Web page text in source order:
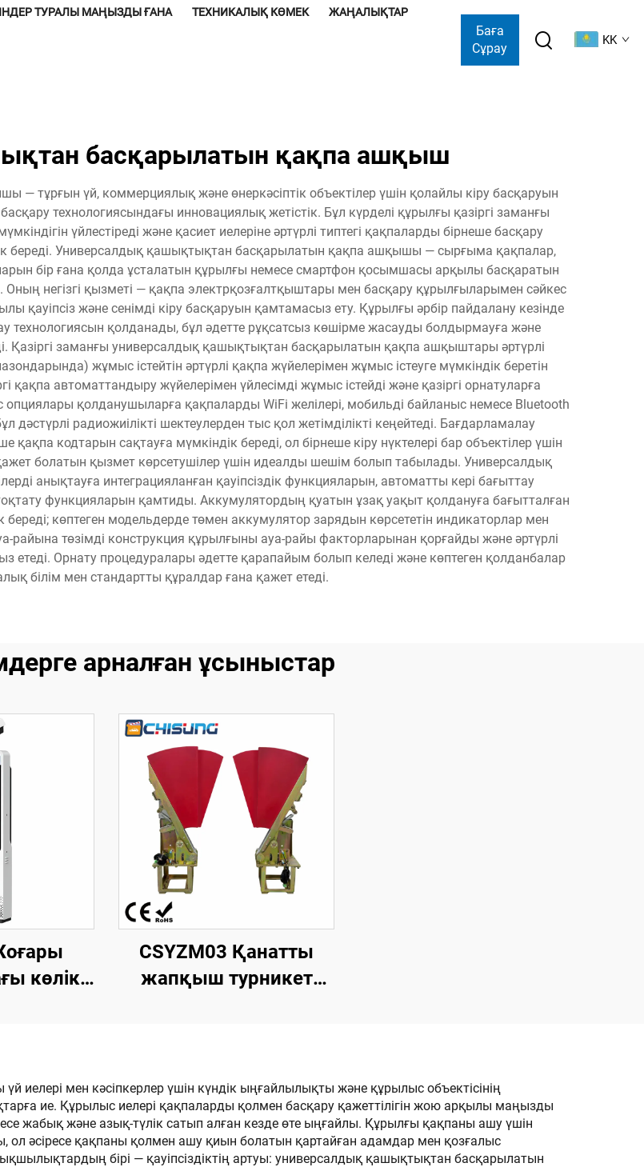
ТУРАЛЫ МАҢЫЗДЫ ҒАНА ТЕХНИКАЛЫҚ КӨМЕК ЖАҢАЛЫҚТАР
Баға
Сұрау
KK
басқарылатын қақпа ашқыш
тұрғын үй, коммерциялық және өнеркәсіптік объектілер үшін қолайлы кіру басқаруын
технологиясындағы инновациялық жетістік. Бұл күрделі құрылғы қазіргі заманғы
үйлестіреді және қасиет иелеріне әртүрлі типтегі қақпаларды бірнеше басқару
береді. Универсалдық қашықтықтан басқарылатын қақпа ашқышы — сырғыма қақпалар,
бір ғана қолда ұсталатын құрылғы немесе смартфон қосымшасы арқылы басқаратын
негізгі қызметі — қақпа электрқозғалтқыштары мен басқару құрылғыларымен сәйкес
қауіпсіз және сенімді кіру басқаруын қамтамасыз ету. Құрылғы әрбір пайдалану кезінде
технологиясын қолданады, бұл әдетте рұқсатсыз көшірме жасауды болдырмауға және
Қазіргі заманғы универсалдық қашықтықтан басқарылатын қақпа ашқыштары әртүрлі
жұмыс істейтін әртүрлі қақпа жүйелерімен жұмыс істеуге мүмкіндік беретін
қақпа автоматтандыру жүйелерімен үйлесімді жұмыс істейді және қазіргі орнатуларға
қолданушыларға қақпаларды WiFi желілері, мобильді байланыс немесе Bluetooth
радиожиілікті шектеулерден тыс қол жетімділікті кеңейтеді. Бағдарламалау
қақпа кодтарын сақтауға мүмкіндік береді, ол бірнеше кіру нүктелері бар объектілер үшін
қажет болатын қызмет көрсетушілер үшін идеалды шешім болып табылады. Универсалдық
анықтауға интеграцияланған қауіпсіздік функцияларын, автоматты кері бағыттау
функцияларын қамтиды. Аккумулятордың қуатын ұзақ уақыт қолдануға бағытталған
көптеген модельдерде төмен аккумулятор зарядын көрсететін индикаторлар мен
төзімді конструкция құрылғыны ауа-райы факторларынан қорғайды және әртүрлі
етеді. Орнату процедуралары әдетте қарапайым болып келеді және көптеген қолданбалар
білім мен стандартты құралдар ғана қажет етеді.
арналған ұсыныстар
көлік
LCD
CSYZM03 Қанатты
жапқыш турникет
бақылауы
мен кәсіпкерлер үшін күндік ыңғайлылықты және құрылыс объектісінің
ие. Құрылыс иелері қақпаларды қолмен басқару қажеттілігін жою арқылы маңызды
жабық және азық-түлік сатып алған кезде өте ыңғайлы. Құрылғы қақпаны ашу үшін
ол әсіресе қақпаны қолмен ашу қиын болатын қартайған адамдар мен қозғалыс
бірі — қауіпсіздіктің артуы: универсалдық қашықтықтан басқарылатын